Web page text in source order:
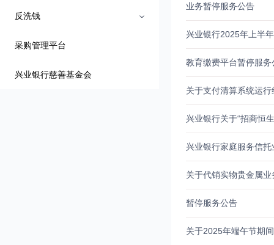
反洗钱
采购管理平台
兴业银行慈善基金会
业务暂停服务公告
兴业银行2025年上半
教育缴费平台暂停服务
关于支付清算系统运
兴业银行家庭服务信
关于代销实物贵金属
暂停服务公告
关于2025年端午节期